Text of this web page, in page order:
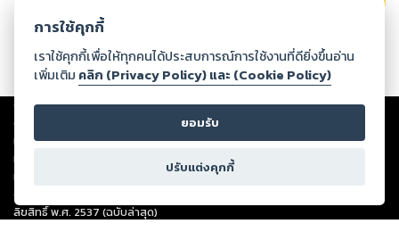
Copyright ©2026Storylog Co., Ltd. - สตอรี่ล็อกขอสงวนสิทธิ์ไม่รับผิดชอบ
ต่อผลงานหรือเนื้อหาใดที่อัปโหลดผ่านเว็บไซต์และปรากฏว่าละเมิดสิทธิใน
ทรัพย์สินทางปัญญาของบุคคลอื่นหรือขัดต่อกฎหมายและศีลธรรม ดังนั้น ผู้อ่าน
ทุกท่านโปรดใช้วิจารณญาณในการกลั่นกรองด้วยตนเอง และหากท่านพบว่าส่วน
หนึ่งส่วนใดขัดต่อกฎหมายและศีลธรรม กรุณาแจ้งมายังบริษัท เพื่อทีมงานจะได้
ดำเนินการในทันที ทั้งนี้ ทางสตอรี่ล็อกขอสงวนลิขสิทธิ์ตามพระราชบัญญัติ
ลิขสิทธิ์ พ.ศ. 2537 (ฉบับล่าสุด)
การใช้คุกกี้
เราใช้คุกกี้เพื่อให้ทุกคนได้ประสบการณ์การใช้งานที่ดียิ่งขึ้นอ่าน
เพิ่มเติม คลิก (Privacy Policy) และ (Cookie Policy)
ยอมรับ
ปรับแต่งคุกกี้